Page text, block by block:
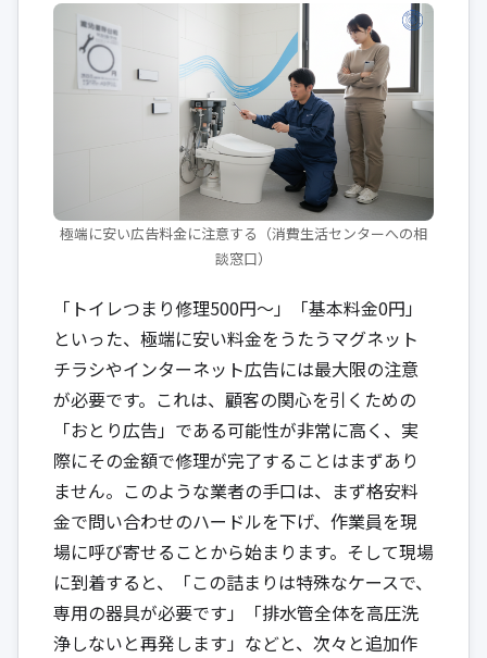
極端に安い広告料金に注意する（消費生活センターへの相
談窓口）
「トイレつまり修理500円〜」「基本料金0円」
といった、極端に安い料金をうたうマグネット
チラシやインターネット広告には最大限の注意
が必要です。これは、顧客の関心を引くための
「おとり広告」である可能性が非常に高く、実
際にその金額で修理が完了することはまずあり
ません。このような業者の手口は、まず格安料
金で問い合わせのハードルを下げ、作業員を現
場に呼び寄せることから始まります。そして現場
に到着すると、「この詰まりは特殊なケースで、
専用の器具が必要です」「排水管全体を高圧洗
浄しないと再発します」などと、次々と追加作